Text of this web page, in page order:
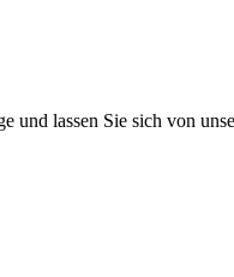
und lassen Sie sich von